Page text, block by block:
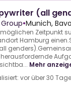
(all
•Munich,
Zeitpunkt
Hamburg
Mehr
vor über 30